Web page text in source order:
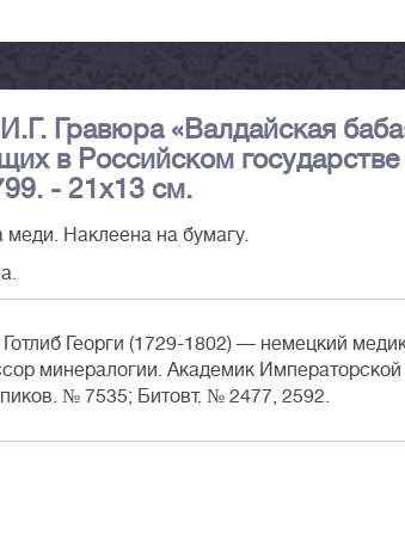
И.Г. Гравюра «Валдайская
в Российском
- 21х13 см.
меди. Наклеена на бумагу.
Георги (1729-1802) — немецкий
минералогии. Академик
№ 7535; Битовт. № 2477, 2592.